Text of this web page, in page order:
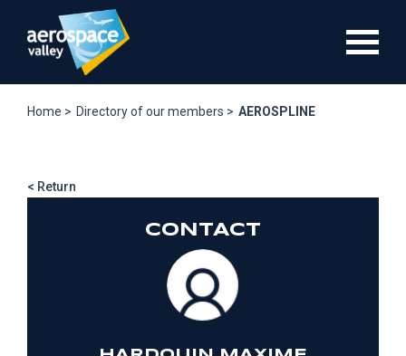
main
Home > Directory of our members > AEROSPLINE
< Return
CONTACT